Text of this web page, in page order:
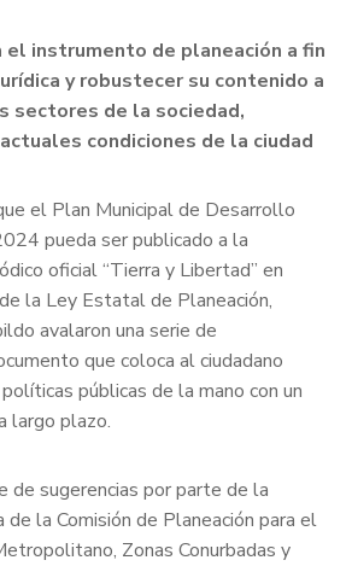
el instrumento de planeación a fin
y robustecer su contenido a
sectores de la sociedad,
condiciones de la ciudad
el Plan Municipal de Desarrollo
pueda ser publicado a la
oficial “Tierra y Libertad” en
la Ley Estatal de Planeación,
avalaron una serie de
que coloca al ciudadano
públicas de la mano con un
largo plazo.
de sugerencias por parte de la
la Comisión de Planeación para el
Zonas Conurbadas y